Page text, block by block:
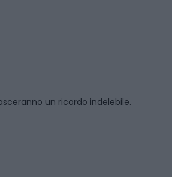
un ricordo indelebile.